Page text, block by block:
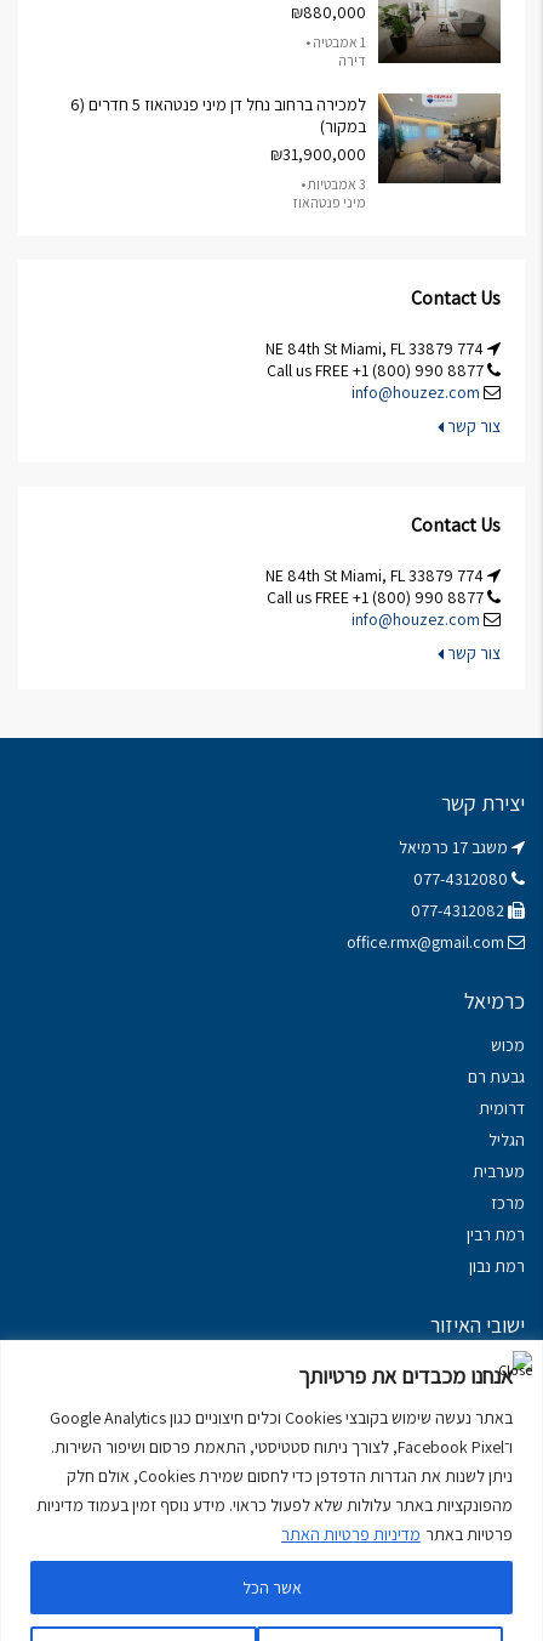
אנחנו מכבדים את פרטיותך
באתר נעשה שימוש בקובצי Cookies וכלים חיצוניים כגון Google Analytics
ו־Facebook Pixel, לצורך ניתוח סטטיסטי, התאמת פרסום ושיפור השירות.
ניתן לשנות את הגדרות הדפדפן כדי לחסום שמירת Cookies, אולם חלק
מהפונקציות באתר עלולות שלא לפעול כראוי. מידע נוסף זמין בעמוד מדיניות
פרטיות באתר מדיניות פרטיות האתר
אשר הכל
₪880,000
1 אמבטיה •
דירה
למכירה ברחוב נחל דן מיני פנטהאוז 5 חדרים (6
במקור)
₪31,900,000
3 אמבטיות •
מיני פנטהאוז
Contact Us
info@houzez.com
צור קשר
Contact Us
info@houzez.com
צור קשר
יצירת קשר
משגב 17 כרמיאל
office.rmx@gmail.com
כרמיאל
מכוש
גבעת רם
דרומית
הגליל
מערבית
מרכז
רמת רבין
רמת נבון
ישובי האיזור
נכסים במשגב
מרום הגליל
יצירת קשר
מדיניות פרטיות באתר